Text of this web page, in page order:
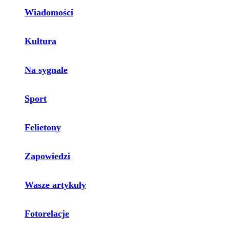
Wiadomości
Kultura
Na sygnale
Sport
Felietony
Zapowiedzi
Wasze artykuły
Fotorelacje